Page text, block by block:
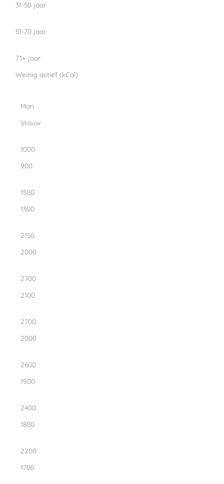
31-50 jaar
51-70 jaar
71+ jaar
Weinig actief (kCal)
Man
Vrouw
1000
900
1500
1300
2150
2000
2700
2100
2700
2000
2600
1900
2400
1800
2200
1700